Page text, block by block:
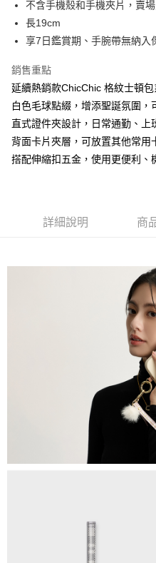
街口支付
悠遊付
Google Pay
大哥付你分期
相關說明
【大哥付你分期使用說明】
1.本服務由台灣大哥大提供，台灣大
2.付款方式選擇「大哥付你分期」，
流程，驗證手機門號後，選擇欲分
法說明評估內容。
醒簡訊。
2.透過簡訊連結打開帳單後，可選
帳／街口支付／iPASS MONEY」等
1.本服務係由「台灣大哥大股份有
用戶於交易時，得透過本服務購買
買賣價金債權讓與本公司後，依約
2.基於同意付款使用「大哥付你分
資料（包含姓名、電話或地址）提
由本公司與您本人進行分期帳單所
3.完整用戶服務條款，請詳閱以下連
運送方式
全家取貨付款
每筆NT$80，滿NT$1,500(含以
每筆NT$80，滿NT$1,500(含以
每筆NT$80，滿NT$1,500(含以
每筆NT$80，滿NT$1,500(含以
每筆NT$80，滿NT$1,500(含以
宅配（無提供外島）
每筆NT$100，滿NT$1,500(含以
不含手機殼和手機夾片，賣
長19cm
享7日鑑賞期、手腕帶無納入
銷售重點
延續熱銷款ChicChic 格紋士頓
白色毛球點綴，增添聖誕氛圍，
直式證件夾設計，日常通勤、上
背面卡片夾層，可放置其他常用
搭配伸縮扣五金，使用更便利、
詳細說明 商